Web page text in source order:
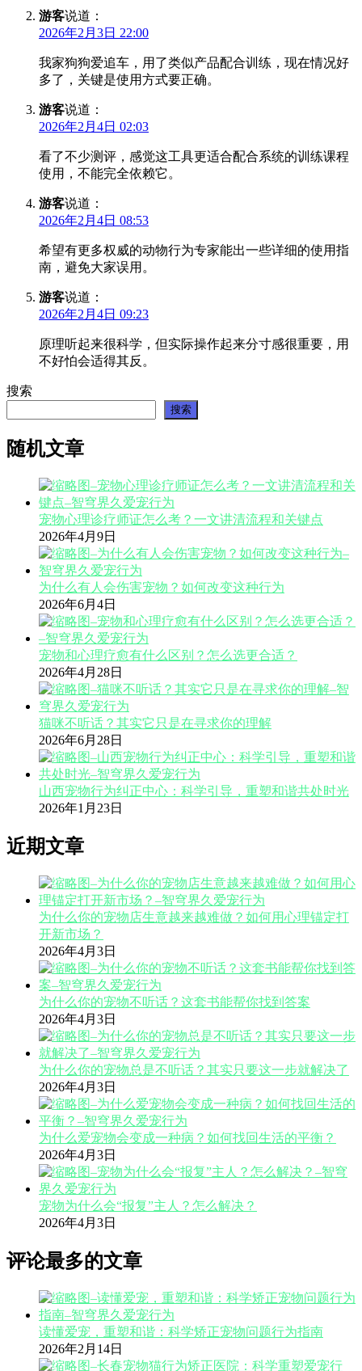
游客说道：
2026年2月3日 22:00
我家狗狗爱追车，用了类似产品配合训练，现在情况好
多了，关键是使用方式要正确。
游客说道：
2026年2月4日 02:03
看了不少测评，感觉这工具更适合配合系统的训练课程
使用，不能完全依赖它。
游客说道：
2026年2月4日 08:53
希望有更多权威的动物行为专家能出一些详细的使用指
南，避免大家误用。
游客说道：
2026年2月4日 09:23
原理听起来很科学，但实际操作起来分寸感很重要，用
不好怕会适得其反。
搜索
搜索
随机文章
宠物心理诊疗师证怎么考？一文讲清流程和关键点
2026年4月9日
为什么有人会伤害宠物？如何改变这种行为
2026年6月4日
宠物和心理疗愈有什么区别？怎么选更合适？
2026年4月28日
猫咪不听话？其实它只是在寻求你的理解
2026年6月28日
山西宠物行为纠正中心：科学引导，重塑和谐共处时光
2026年1月23日
近期文章
为什么你的宠物店生意越来越难做？如何用心理锚定打
开新市场？
2026年4月3日
为什么你的宠物不听话？这套书能帮你找到答案
2026年4月3日
为什么你的宠物总是不听话？其实只要这一步就解决了
2026年4月3日
为什么爱宠物会变成一种病？如何找回生活的平衡？
2026年4月3日
宠物为什么会“报复”主人？怎么解决？
2026年4月3日
评论最多的文章
读懂爱宠，重塑和谐：科学矫正宠物问题行为指南
2026年2月14日